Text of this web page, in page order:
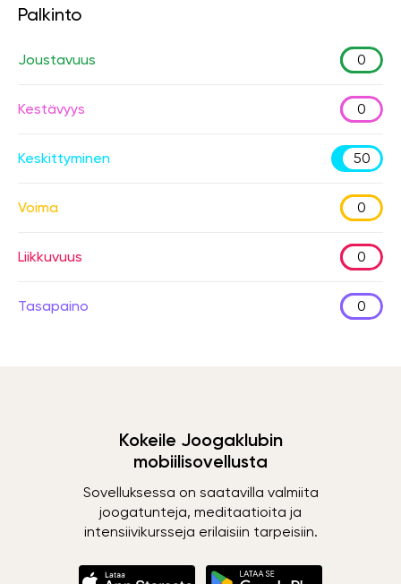
Palkinto
Joustavuus 0
Kestävyys 0
Keskittyminen 50
Voima 0
Liikkuvuus 0
Tasapaino 0
Kokeile Joogaklubin
mobiilisovellusta
Sovelluksessa on saatavilla valmiita
joogatunteja, meditaatioita ja
intensiivikursseja erilaisiin tarpeisiin.